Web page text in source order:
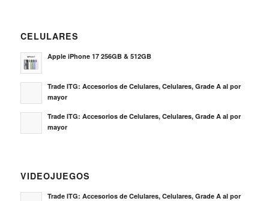
CELULARES
Apple iPhone 17 256GB & 512GB
Trade ITG: Accesorios de Celulares, Celulares, Grade A al por
mayor
Trade ITG: Accesorios de Celulares, Celulares, Grade A al por
mayor
VIDEOJUEGOS
Trade ITG: Accesorios de Celulares, Celulares, Grade A al por